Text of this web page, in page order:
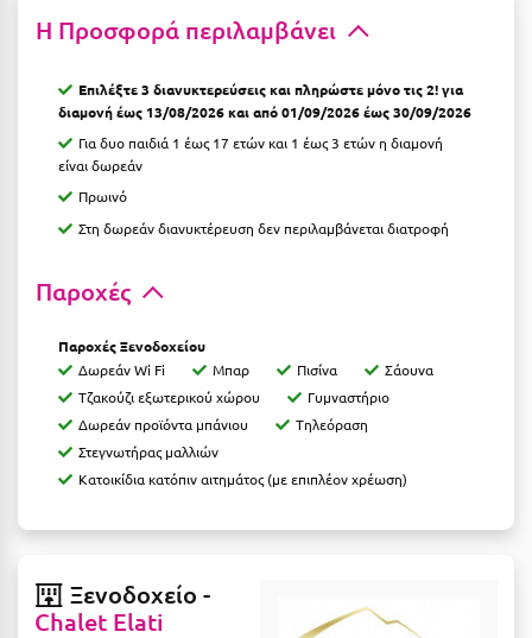
Ιωάννινα
Καλάβρυτα
Καλαμάτα
Κάλαμος
Καλαμπάκα
Κάλυμνος
Καμένα Βούρλα
Καρδαμύλη
Η Προσφορά περιλαμβάνει
Επιλέξτε 3 διανυκτερεύσεις και πληρώστε μόνο τις 2!για
διαμονή έως 13/08/2026 και από 01/09/2026 έως 30/09/2026
Για δυο παιδιά 1 έως 17 ετών και 1 έως 3 ετών η διαμονή
είναι δωρεάν
Πρωινό
Στη δωρεάν διανυκτέρευση δεν περιλαμβάνεται διατροφή
Παροχές
Παροχές Ξενοδοχείου
Δωρεάν Wi Fi
Μπαρ Πισίνα
Σάουνα
Τζακούζι εξωτερικού χώρου
Γυμναστήριο
Δωρεάν προϊόντα μπάνιου
Tηλεόραση
Στεγνωτήρας μαλλιών
Κατοικίδια κατόπιν αιτημάτος (με επιπλέον χρέωση)
Ξενοδοχείο -
Chalet Elati